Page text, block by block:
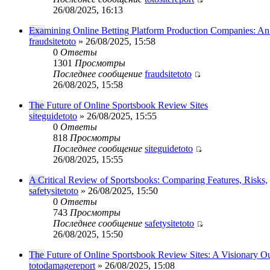
26/08/2025, 16:13
Examining Online Betting Platform Production Companies:
fraudsitetoto » 26/08/2025, 15:58
0 Ответы
1301 Просмотры
Последнее сообщение fraudsitetoto
26/08/2025, 15:58
The Future of Online Sportsbook Review Sites
siteguidetoto » 26/08/2025, 15:55
0 Ответы
818 Просмотры
Последнее сообщение siteguidetoto
26/08/2025, 15:55
A Critical Review of Sportsbooks: Comparing Features, Risks,
safetysitetoto » 26/08/2025, 15:50
0 Ответы
743 Просмотры
Последнее сообщение safetysitetoto
26/08/2025, 15:50
The Future of Online Sportsbook Review Sites: A Visionary
totodamagereport » 26/08/2025, 15:08